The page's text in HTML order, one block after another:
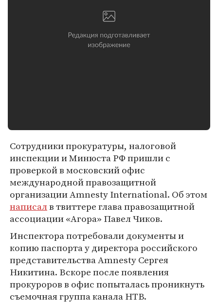
Сотрудники прокуратуры, налоговой
инспекции и Минюста РФ пришли с
проверкой в московский офис
международной правозащитной
организации Amnesty International. Об этом
написалв твиттере глава правозащитной
ассоциации «Агора» Павел Чиков.
Инспектора потребовали документы и
копию паспорта у директора российского
представительства Amnesty Сергея
Никитина. Вскоре после появления
прокуроров в офис попыталась проникнуть
съемочная группа канала НТВ.